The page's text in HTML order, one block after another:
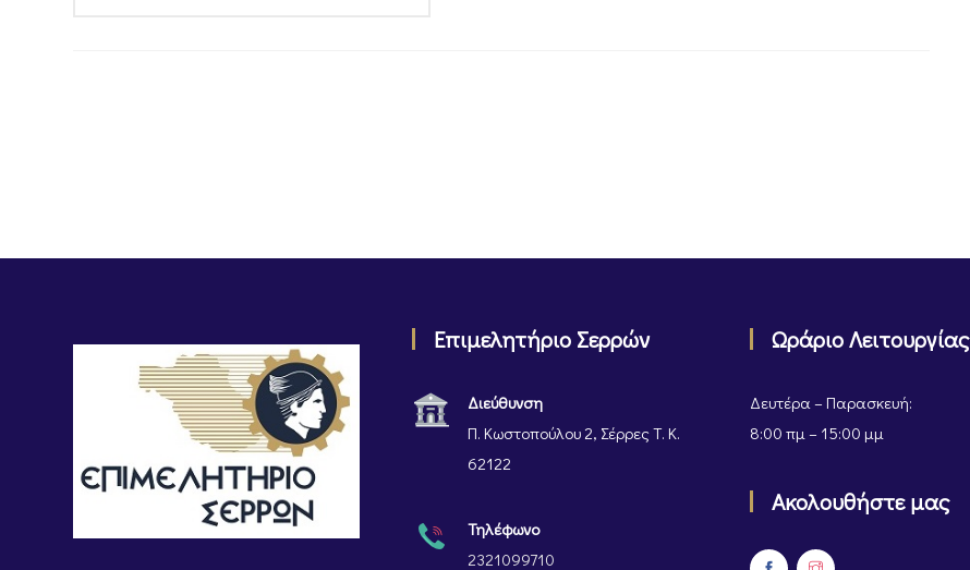
Επιμελητήριο Σερρών
Διεύθυνση
Π. Κωστοπούλου 2, Σέρρες Τ. Κ.
62122
Τηλέφωνο
2321099710
Ωράριο Λειτουργίας
Δευτέρα – Παρασκευή:
8:00 πμ – 15:00 μμ
Ακολουθήστε μας